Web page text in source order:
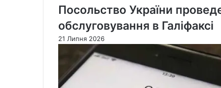
Посольство України
обслуговування в Галіфаксі
21 Липня 2026